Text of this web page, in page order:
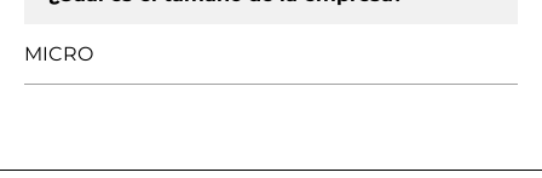
MICRO